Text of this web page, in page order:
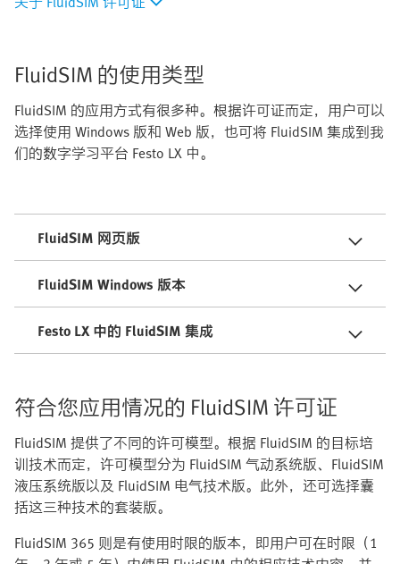
FluidSIM 的使用类型
FluidSIM 的应用方式有很多种。根据许可证而定，用户可以
选择使用 Windows 版和 Web 版，也可将 FluidSIM 集成到我
们的数字学习平台 Festo LX 中。
FluidSIM 网页版
FluidSIM Windows 版本
Festo LX 中的 FluidSIM 集成
符合您应用情况的 FluidSIM 许可证
FluidSIM 提供了不同的许可模型。根据 FluidSIM 的目标培
训技术而定，许可模型分为 FluidSIM 气动系统版、FluidSIM
液压系统版以及 FluidSIM 电气技术版。此外，还可选择囊
括这三种技术的套装版。
FluidSIM 365 则是有使用时限的版本，即用户可在时限（1